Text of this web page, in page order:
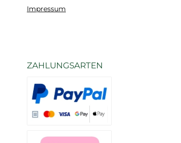
Impressum
ZAHLUNGSARTEN